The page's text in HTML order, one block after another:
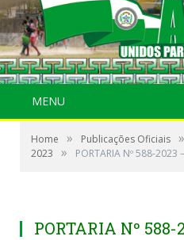
MENU
Home » Publicações Oficiais »
2023
» PORTARIA Nº 588-2023
PORTARIA Nº